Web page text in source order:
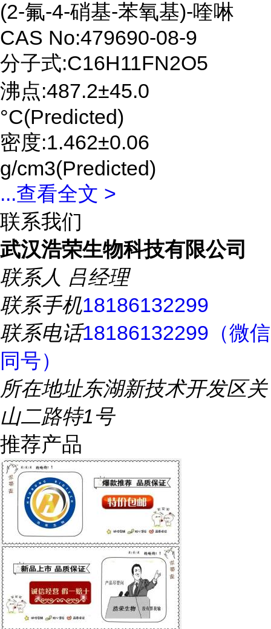
(2-氟-4-硝基-苯氧基)-喹啉
CAS No:479690-08-9
分子式:C16H11FN2O5
沸点:487.2±45.0
°C(Predicted)
密度:1.462±0.06
g/cm3(Predicted)
...查看全文 >
联系我们
武汉浩荣生物科技有限公司
联系人 吕经理
联系手机18186132299
联系电话18186132299（微信
同号）
所在地址东湖新技术开发区关
山二路特1号
推荐产品